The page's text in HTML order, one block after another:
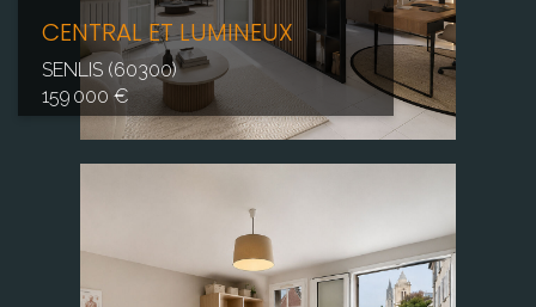
CENTRAL ET LUMINEUX
SENLIS (60300)
159 000 €